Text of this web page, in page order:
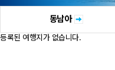
동남아
등록된 여행지가 없습니다.